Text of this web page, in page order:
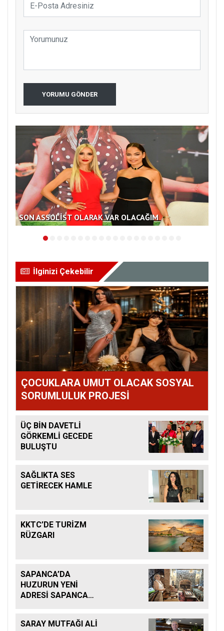
YORUMU GÖNDER
SON ASSOLİST OLARAK VAR OLACAĞIM
İlginizi Çekebilir
ÇOCUKLARA UMUT OLACAK SOSYAL
SORUMLULUK PROJESİ
ÜÇ BİN DAVETLİ
GÖRKEMLİ GECEDE
BULUŞTU
SAĞLIKTA SES
GETİRECEK HAMLE
KKTC’DE TURİZM
RÜZGARI
SAPANCA’DA
HUZURUN YENİ
ADRESİ SAPANCA
SARAY MUTFAĞI ALİ